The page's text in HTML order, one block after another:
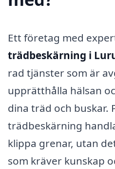
Ett företag med
trädbeskärning i
rad tjänster som är
upprätthålla hälsan
dina träd och buskar.
trädbeskärning
klippa grenar, utan
som kräver kunskap